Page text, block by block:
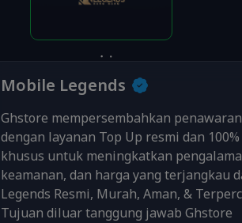
Mobile Legends
Ghstore mempersembahkan
dengan layanan Top Up resmi dan
khusus untuk meningkatkan
keamanan, dan harga yang terjangkau
Legends Resmi, Murah, Aman, &
Tujuan diluar tanggung jawab Ghstore